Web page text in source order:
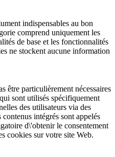
indispensables au bon
comprend uniquement les
de base et les fonctionnalités
ne stockent aucune information
être particulièrement nécessaires
sont utilisés spécifiquement
des utilisateurs via des
intégrés sont appelés
d\'obtenir le consentement
cookies sur votre site Web.